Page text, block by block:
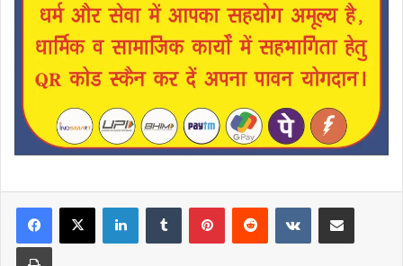
LinkedInTumblr PinterestReddit VKontakteShare via Email
Print